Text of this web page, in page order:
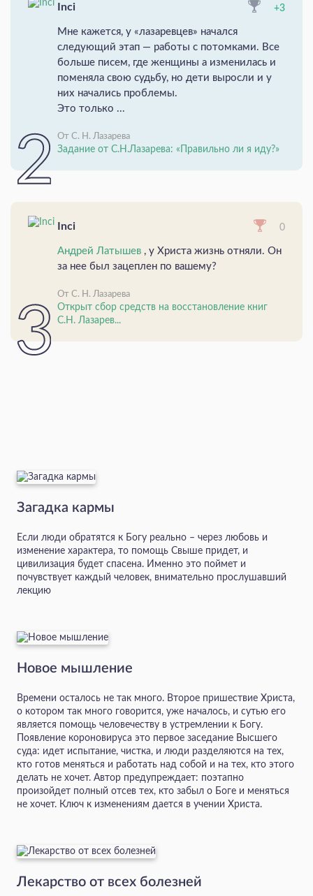
Inci +3
Мне кажется, у «лазаревцев» начался
следующий этап — работы с потомками. Все
больше писем, где женщины а изменилась и
поменяла свою судьбу, но дети выросли и у
них начались проблемы.
Это только ...
От С. Н. Лазарева
Задание от С.Н.Лазарева: «Правильно ли я иду?»
Inci 0
Андрей Латышев , у Христа жизнь отняли. Он
за нее был зацеплен по вашему?
От С. Н. Лазарева
Открыт сбор средств на восстановление книг
С.Н. Лазарев...
Загадка кармы
Если люди обратятся к Богу реально – через любовь и
изменение характера, то помощь Свыше придет, и
цивилизация будет спасена. Именно это поймет и
почувствует каждый человек, внимательно прослушавший
лекцию
Новое мышление
Времени осталось не так много. Второе пришествие Христа,
о котором так много говорится, уже началось, и сутью его
является помощь человечеству в устремлении к Богу.
Появление короновируса это первое заседание Высшего
суда: идет испытание, чистка, и люди разделяются на тех,
кто готов меняться и работать над собой и на тех, кто этого
делать не хочет. Автор предупреждает: поэтапно
произойдет полный отсев тех, кто забыл о Боге и меняться
не хочет. Ключ к изменениям дается в учении Христа.
Лекарство от всех болезней